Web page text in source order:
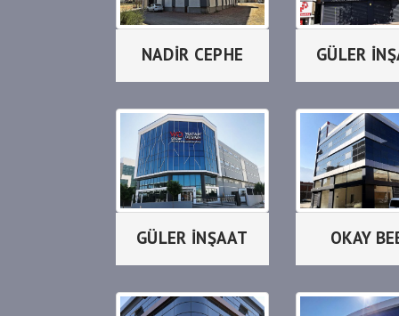
NADİR CEPHE GÜLER
GÜLER İNŞAAT OKAY